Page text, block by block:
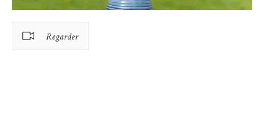
Regarder